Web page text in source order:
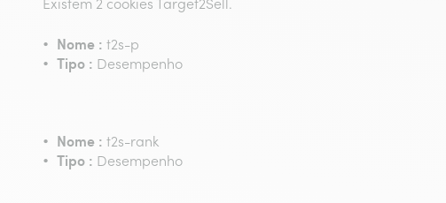
Existem 2 cookies Target2Sell.
Nome : t2s-p
Tipo : Desempenho
Nome : t2s-rank
Tipo : Desempenho